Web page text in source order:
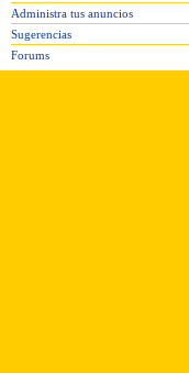
Administra tus anuncios
Sugerencias
Forums